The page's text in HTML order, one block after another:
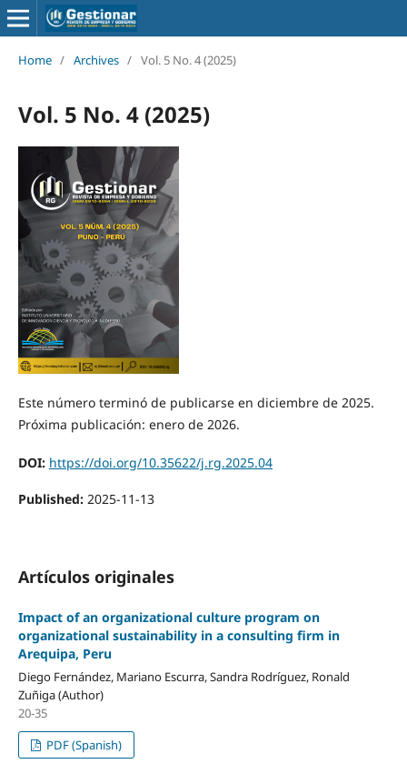
Home / Archives / Vol. 5 No. 4 (2025)
Vol. 5 No. 4 (2025)
Este número terminó de publicarse en diciembre de 2025.
Próxima publicación: enero de 2026.
DOI: https://doi.org/10.35622/j.rg.2025.04
Published: 2025-11-13
Artículos originales
Impact of an organizational culture program on
organizational sustainability in a consulting firm in
Arequipa, Peru
Diego Fernández, Mariano Escurra, Sandra Rodríguez, Ronald
Zuñiga (Author)
20-35
PDF (Spanish)